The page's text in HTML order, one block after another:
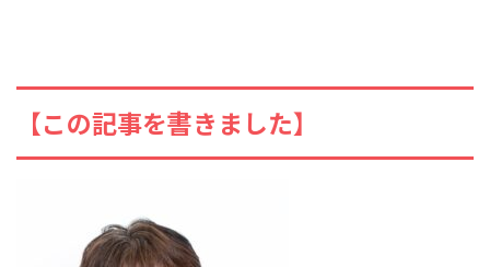
【この記事を書きました】